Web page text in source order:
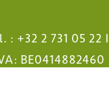
: +32 2 731 05 22 I
BE0414882460